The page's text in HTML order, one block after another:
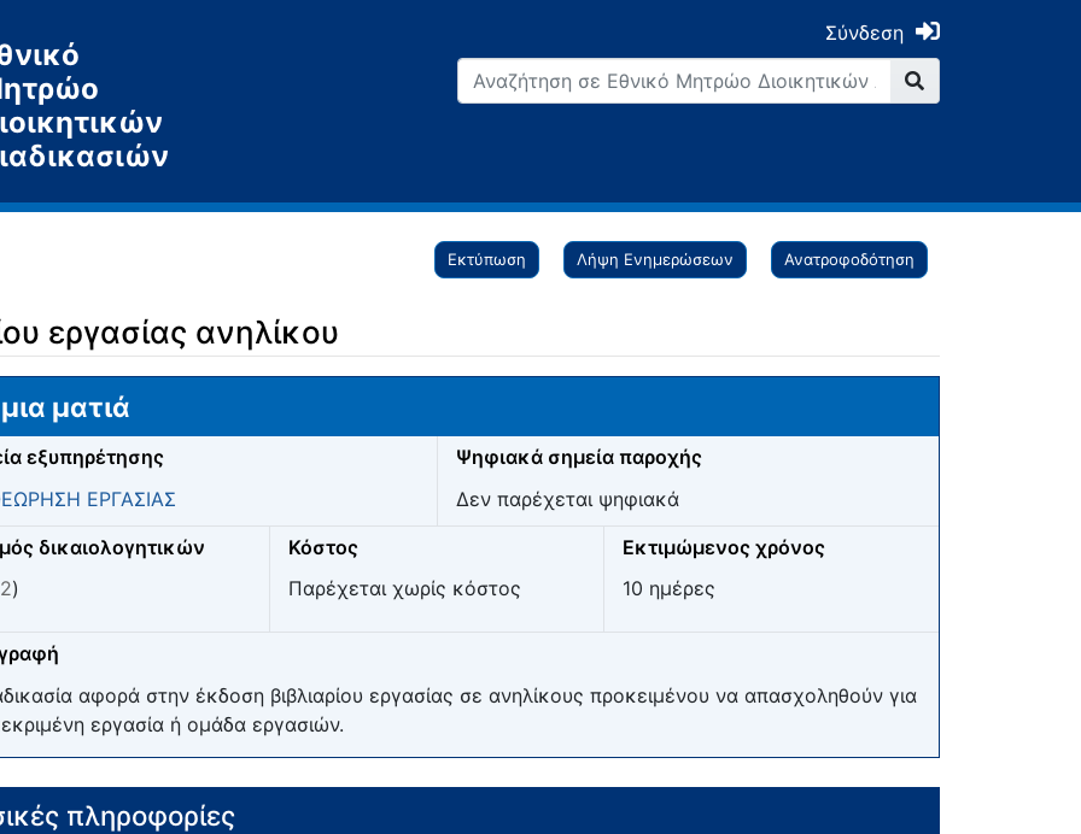
Σύνδεση
Εκτύπωση Λήψη Ενημερώσεων Ανατροφοδότηση
εργασίας ανηλίκου
ματιά
εξυπηρέτησης
ΕΡΓΑΣΙΑΣ
Ψηφιακά σημεία παροχής
Δεν παρέχεται ψηφιακά
δικαιολογητικών
2)
Κόστος
Παρέχεται χωρίς κόστος
Εκτιμώμενος χρόνος
10 ημέρες
αφορά στην έκδοση βιβλιαρίου εργασίας σε ανηλίκους προκειμένου να απασχοληθούν για
εργασία ή ομάδα εργασιών.
πληροφορίες